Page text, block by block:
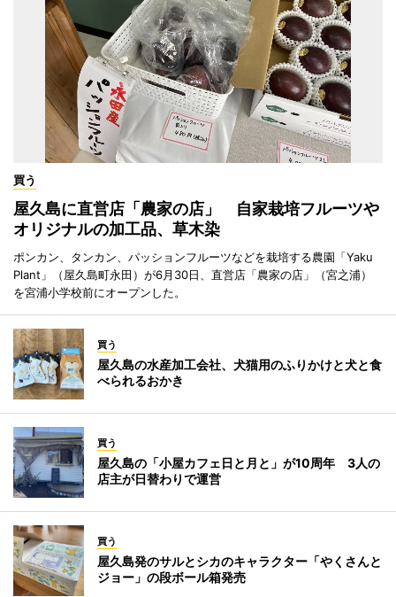
買う
屋久島に直営店「農家の店」 自家栽培フルーツや
オリジナルの加工品、草木染
ポンカン、タンカン、パッションフルーツなどを栽培する農園「Yaku
Plant」（屋久島町永田）が6月30日、直営店「農家の店」（宮之浦）
を宮浦小学校前にオープンした。
買う
屋久島の水産加工会社、犬猫用のふりかけと犬と食
べられるおかき
買う
屋久島の「小屋カフェ日と月と」が10周年 3人の
店主が日替わりで運営
買う
屋久島発のサルとシカのキャラクター「やくさんと
ジョー」の段ボール箱発売